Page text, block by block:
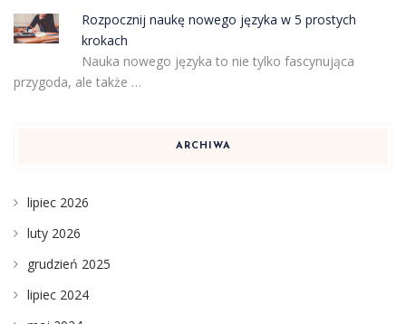
Rozpocznij naukę nowego języka w 5 prostych
krokach
Nauka nowego języka to nie tylko fascynująca
przygoda, ale także …
ARCHIWA
lipiec 2026
luty 2026
grudzień 2025
lipiec 2024